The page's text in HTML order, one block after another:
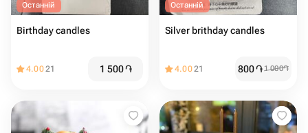
Останній
Birthday candles
4.0021 1 500֏
Останній
Silver brithday candles
4.0021 800֏1 000֏